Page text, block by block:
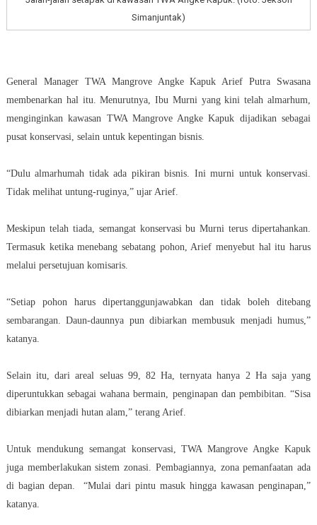
Simanjuntak)
General Manager TWA Mangrove Angke Kapuk Arief Putra Swasana
membenarkan hal itu. Menurutnya, Ibu Murni yang kini telah almarhum,
menginginkan kawasan TWA Mangrove Angke Kapuk dijadikan sebagai
pusat konservasi, selain untuk kepentingan bisnis.
“Dulu almarhumah tidak ada pikiran bisnis. Ini murni untuk konservasi.
Tidak melihat untung-ruginya,” ujar Arief.
Meskipun telah tiada, semangat konservasi bu Murni terus dipertahankan.
Termasuk ketika menebang sebatang pohon, Arief menyebut hal itu harus
melalui persetujuan komisaris.
“Setiap pohon harus dipertanggunjawabkan dan tidak boleh ditebang
sembarangan. Daun-daunnya pun dibiarkan membusuk menjadi humus,”
katanya.
Selain itu, dari areal seluas 99, 82 Ha, ternyata hanya 2 Ha saja yang
diperuntukkan sebagai wahana bermain, penginapan dan pembibitan. “Sisa
dibiarkan menjadi hutan alam,” terang Arief.
Untuk mendukung semangat konservasi, TWA Mangrove Angke Kapuk
juga memberlakukan sistem zonasi. Pembagiannya, zona pemanfaatan ada
di bagian depan. “Mulai dari pintu masuk hingga kawasan penginapan,”
katanya.